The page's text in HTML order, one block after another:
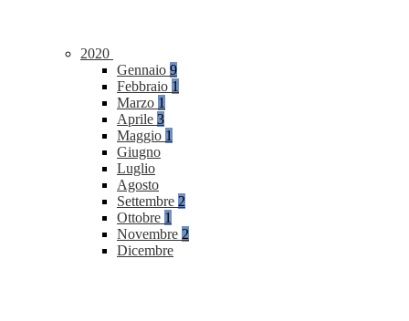
2020
Gennaio 9
Febbraio 1
Marzo 1
Aprile 3
Maggio 1
Giugno
Luglio
Agosto
Settembre 2
Ottobre 1
Novembre 2
Dicembre